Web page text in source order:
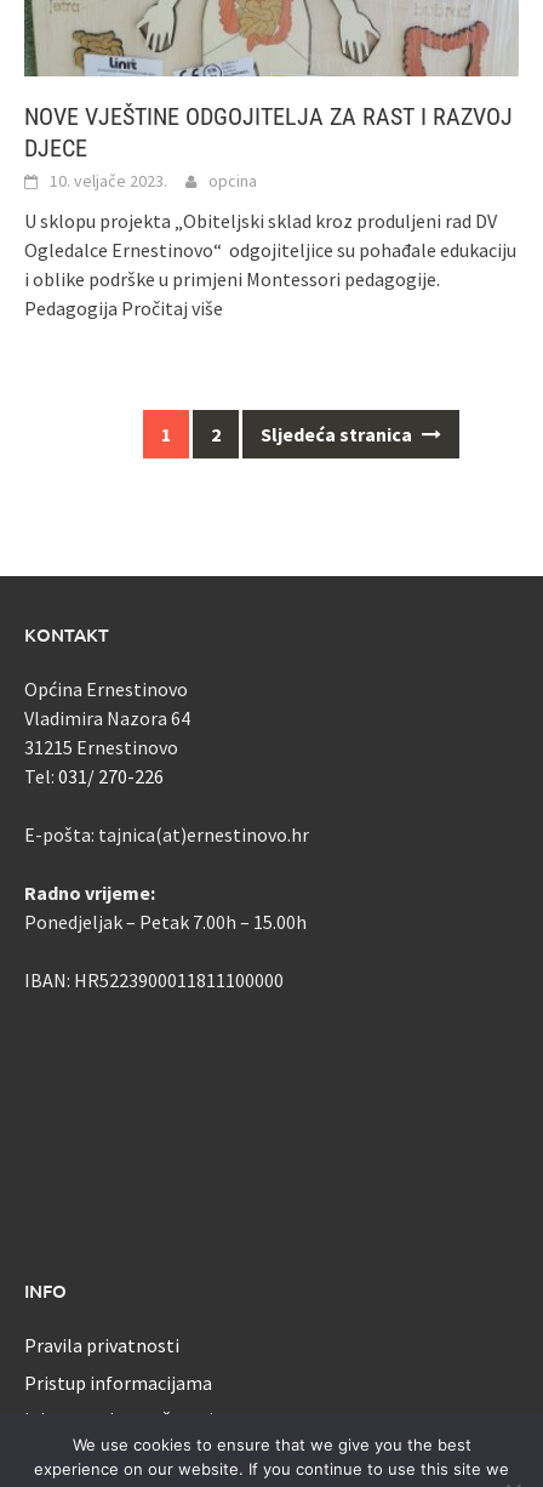
NOVE VJEŠTINE ODGOJITELJA ZA RAST I RAZVOJ
DJECE
10. veljače 2023. opcina
U sklopu projekta „Obiteljski sklad kroz produljeni rad DV
Ogledalce Ernestinovo“ odgojiteljice su pohađale edukaciju
i oblike podrške u primjeni Montessori pedagogije.
Pedagogija Pročitaj više
1 2 Sljedeća stranica
KONTAKT
Općina Ernestinovo
Vladimira Nazora 64
31215 Ernestinovo
Tel: 031/ 270-226
E-pošta: tajnica(at)ernestinovo.hr
Radno vrijeme:
Ponedjeljak – Petak 7.00h – 15.00h
IBAN: HR5223900011811100000
INFO
Pravila privatnosti
Pristup informacijama
Izjava o pristupačnosti
We use cookies to ensure that we give you the best
experience on our website. If you continue to use this site we